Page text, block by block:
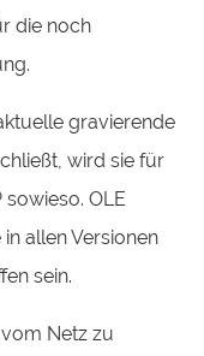
die noch
gravierende
wird sie für
OLE
allen Versionen
sein.
Netz zu